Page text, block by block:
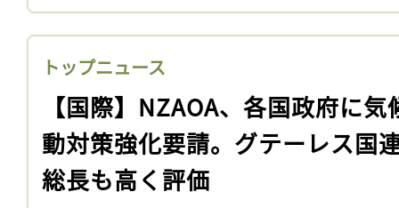
トップニュース
【国際】NZAOA、各国政府に気
動対策強化要請。グテーレス国
総長も高く評価